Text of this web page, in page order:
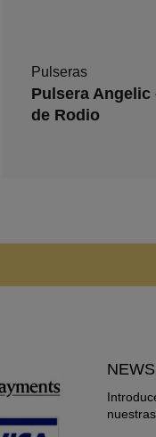
Pulseras
Pulsera
de Rodio